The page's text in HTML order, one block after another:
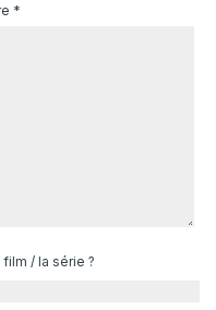
*
/ la série ?